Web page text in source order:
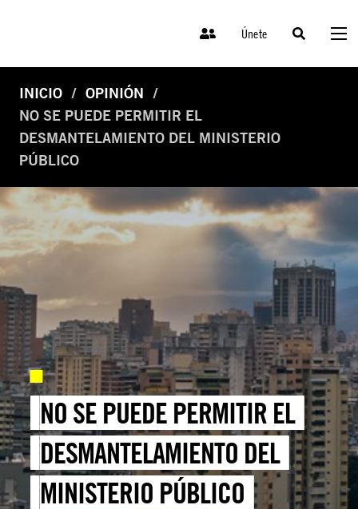
Únete
INICIO
OPINIÓN
NO SE PUEDE PERMITIR EL
DESMANTELAMIENTO DEL MINISTERIO
PÚBLICO
NO SE PUEDE PERMITIR EL
DESMANTELAMIENTO DEL
MINISTERIO PÚBLICO